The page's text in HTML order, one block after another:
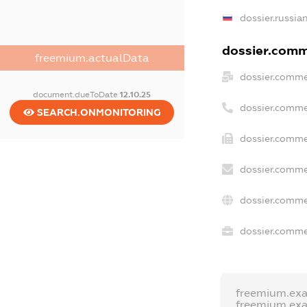
freemium.actualData
document.dueToDate12.10.25
SEARCH.ONMONITORING